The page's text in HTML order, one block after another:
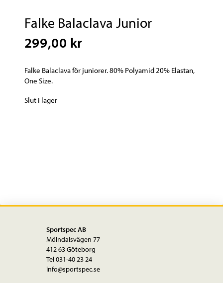
Falke Balaclava Junior
299,00 kr
Falke Balaclava för juniorer. 80% Polyamid 20% Elastan,
One Size.
Slut i lager
Sportspec AB
Mölndalsvägen 77
412 63 Göteborg
Tel 031-40 23 24
info@sportspec.se